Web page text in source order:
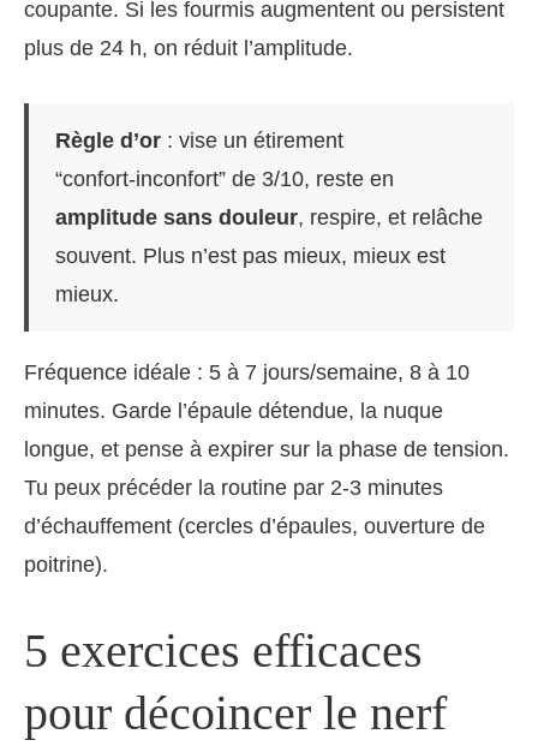
coupante. Si les fourmis augmentent ou persistent
plus de 24 h, on réduit l’amplitude.
Règle d’or : vise un étirement
“confort‑inconfort” de 3/10, reste en
amplitude sans douleur, respire, et relâche
souvent. Plus n’est pas mieux, mieux est
mieux.
Fréquence idéale : 5 à 7 jours/semaine, 8 à 10
minutes. Garde l’épaule détendue, la nuque
longue, et pense à expirer sur la phase de tension.
Tu peux précéder la routine par 2‑3 minutes
d’échauffement (cercles d’épaules, ouverture de
poitrine).
5 exercices efficaces
pour décoincer le nerf